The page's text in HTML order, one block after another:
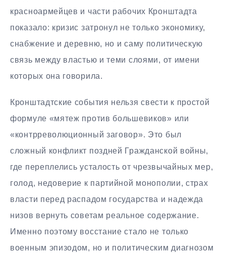
красноармейцев и части рабочих Кронштадта
показало: кризис затронул не только экономику,
снабжение и деревню, но и саму политическую
связь между властью и теми слоями, от имени
которых она говорила.
Кронштадтские события нельзя свести к простой
формуле «мятеж против большевиков» или
«контрреволюционный заговор». Это был
сложный конфликт поздней Гражданской войны,
где переплелись усталость от чрезвычайных мер,
голод, недоверие к партийной монополии, страх
власти перед распадом государства и надежда
низов вернуть советам реальное содержание.
Именно поэтому восстание стало не только
военным эпизодом, но и политическим диагнозом